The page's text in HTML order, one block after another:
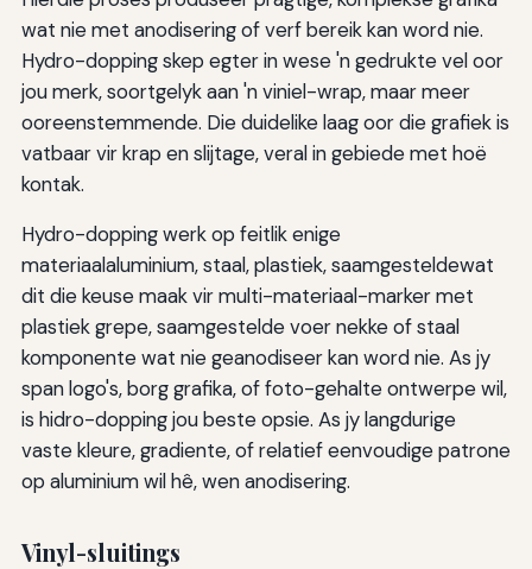
wat nie met anodisering of verf bereik kan word nie.
Hydro-dopping skep egter in wese 'n gedrukte vel oor
jou merk, soortgelyk aan 'n viniel-wrap, maar meer
ooreenstemmende. Die duidelike laag oor die grafiek is
vatbaar vir krap en slijtage, veral in gebiede met hoë
kontak.
Hydro-dopping werk op feitlik enige
materiaalaluminium, staal, plastiek, saamgesteldewat
dit die keuse maak vir multi-materiaal-marker met
plastiek grepe, saamgestelde voer nekke of staal
komponente wat nie geanodiseer kan word nie. As jy
span logo's, borg grafika, of foto-gehalte ontwerpe wil,
is hidro-dopping jou beste opsie. As jy langdurige
vaste kleure, gradiente, of relatief eenvoudige patrone
op aluminium wil hê, wen anodisering.
Vinyl-sluitings